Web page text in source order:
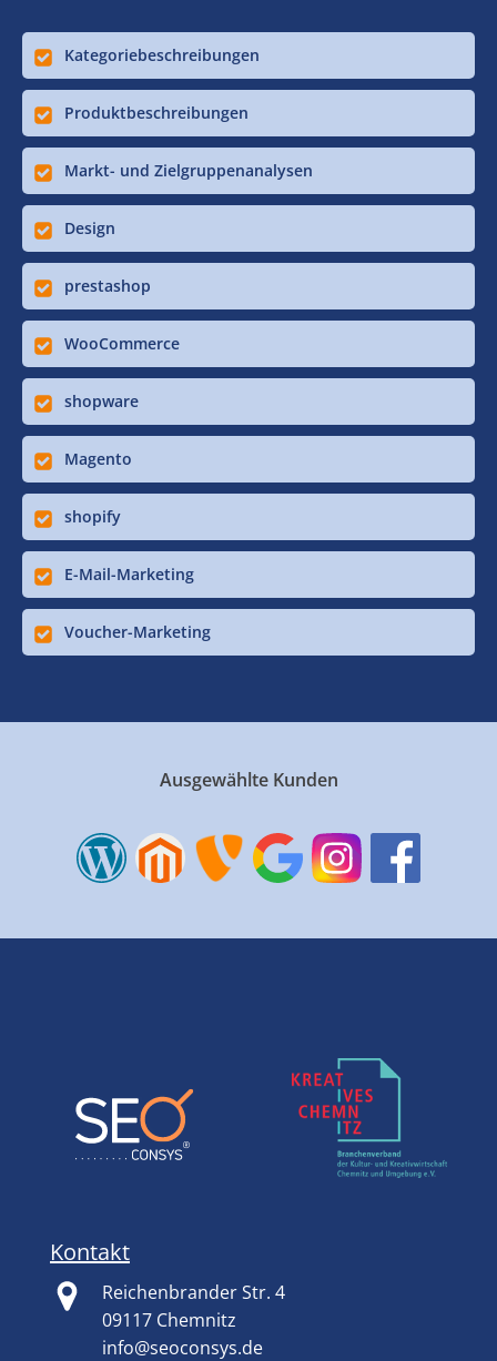
Kategoriebeschreibungen
Produktbeschreibungen
Markt- und Zielgruppenanalysen
Design
prestashop
WooCommerce
shopware
Magento
shopify
E-Mail-Marketing
Voucher-Marketing
Ausgewählte Kunden
Kontakt
Reichenbrander Str. 4
09117 Chemnitz
info@seoconsys.de